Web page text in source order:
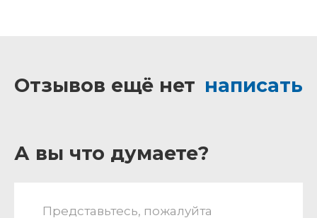
Отзывов ещё нет написать
А вы что думаете?